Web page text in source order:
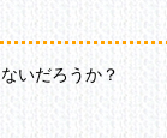
いだろうか？